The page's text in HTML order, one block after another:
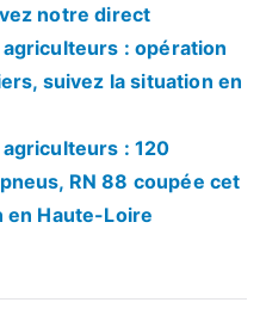
notre direct
agriculteurs : opération
suivez la situation en
agriculteurs : 120
RN 88 coupée cet
en Haute-Loire